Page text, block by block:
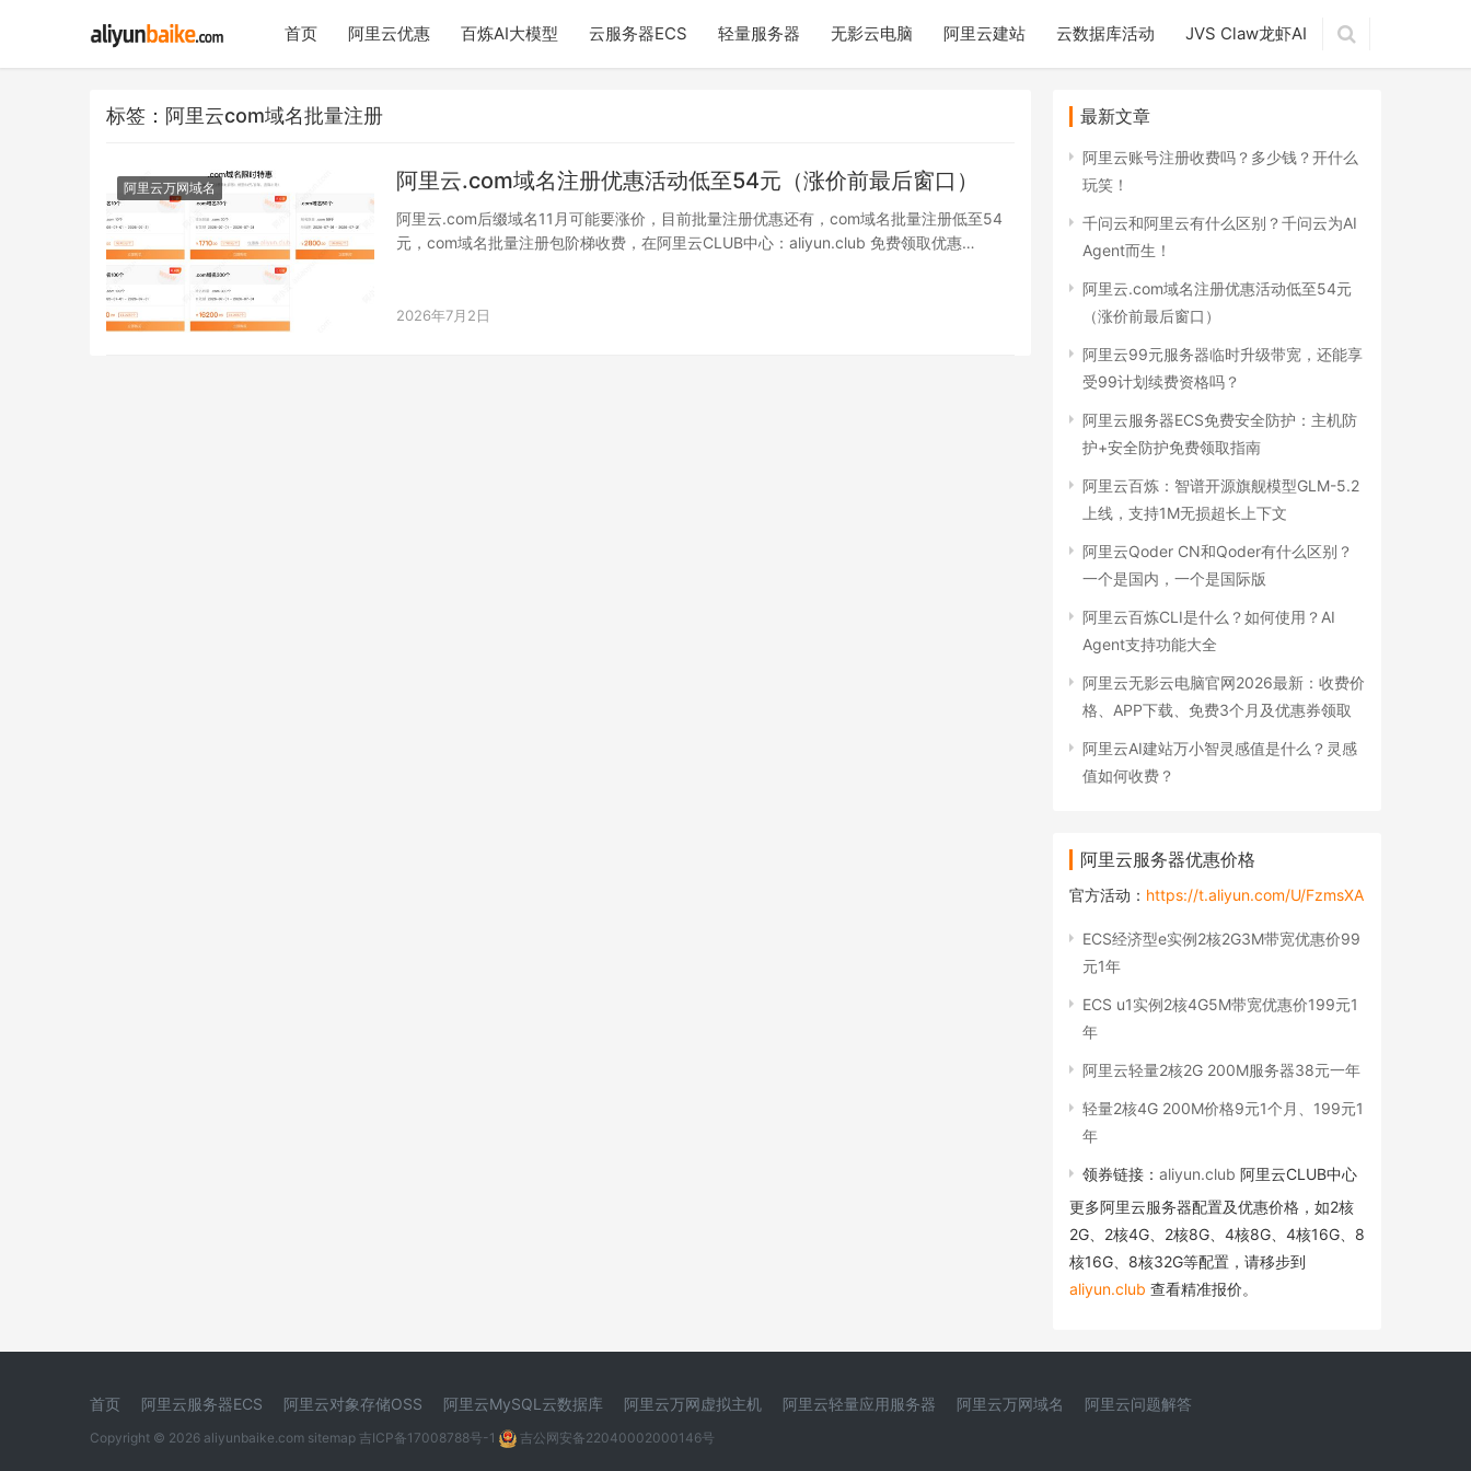
首页 阿里云优惠 百炼AI大模型 云服务器ECS 轻量服务器 无影云电脑 阿里云建站 云数据库活动 JVS Claw龙虾AI
标签：阿里云com域名批量注册
阿里云万网域名 阿里云.com域名注册优惠活动低至54元（涨价前最后窗口）
阿里云.com后缀域名11月可能要涨价，目前批量注册优惠还有，com域名批量注册低至54
元，com域名批量注册包阶梯收费，在阿里云CLUB中心：aliyun.club 免费领取优惠…
2026年7月2日
最新文章
阿里云账号注册收费吗？多少钱？开什么
玩笑！
千问云和阿里云有什么区别？千问云为AI
Agent而生！
阿里云.com域名注册优惠活动低至54元
（涨价前最后窗口）
阿里云99元服务器临时升级带宽，还能享
受99计划续费资格吗？
阿里云服务器ECS免费安全防护：主机防
护+安全防护免费领取指南
阿里云百炼：智谱开源旗舰模型GLM-5.2
上线，支持1M无损超长上下文
阿里云Qoder CN和Qoder有什么区别？
一个是国内，一个是国际版
阿里云百炼CLI是什么？如何使用？AI
Agent支持功能大全
阿里云无影云电脑官网2026最新：收费价
格、APP下载、免费3个月及优惠券领取
阿里云AI建站万小智灵感值是什么？灵感
值如何收费？
阿里云服务器优惠价格
官方活动： https://t.aliyun.com/U/FzmsXA
ECS经济型e实例2核2G3M带宽优惠价99
元1年
ECS u1实例2核4G5M带宽优惠价199元1
年
阿里云轻量2核2G 200M服务器38元一年
轻量2核4G 200M价格9元1个月、199元1
年
领券链接： aliyun.club 阿里云CLUB中心
更多阿里云服务器配置及优惠价格，如2核
2G、2核4G、2核8G、4核8G、4核16G、8
核16G、8核32G等配置，请移步到
aliyun.club 查看精准报价。
首页 阿里云服务器ECS 阿里云对象存储OSS 阿里云MySQL云数据库 阿里云万网虚拟主机 阿里云轻量应用服务器 阿里云万网域名 阿里云问题解答
Copyright © 2026 aliyunbaike.com sitemap 吉ICP备17008788号-1 吉公网安备22040002000146号